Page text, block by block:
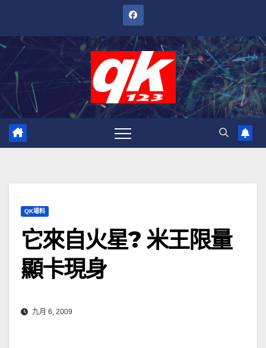
內
QK場料
它來自火星? 米王限量
顯卡現身
九月 6, 2009